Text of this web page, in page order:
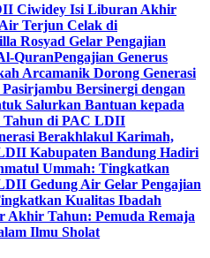
Ciwidey Isi Liburan Akhir
Terjun Celak di
Rosyad Gelar Pengajian
QuranPengajian Generus
Arcamanik Dorong Generasi
Bersinergi dengan
Salurkan Bantuan kepada
di PAC LDII
Berakhlakul Karimah,
Kabupaten Bandung Hadiri
Ummah: Tingkatkan
Gedung Air Gelar Pengajian
Kualitas Ibadah
Akhir Tahun: Pemuda Remaja
Ilmu Sholat